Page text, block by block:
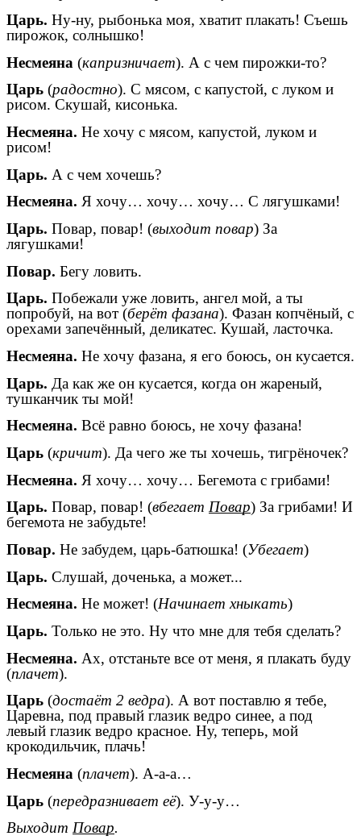
Царь. Ну-ну, рыбонька моя, хватит плакать! Съешь
пирожок, солнышко!
Несмеяна (капризничает). А с чем пирожки-то?
Царь (радостно). С мясом, с капустой, с луком и
рисом. Скушай, кисонька.
Несмеяна. Не хочу с мясом, капустой, луком и
рисом!
Царь. А с чем хочешь?
Несмеяна. Я хочу… хочу… хочу… С лягушками!
Царь. Повар, повар! (выходит повар) За
лягушками!
Повар. Бегу ловить.
Царь. Побежали уже ловить, ангел мой, а ты
попробуй, на вот (берёт фазана). Фазан копчёный, с
орехами запечённый, деликатес. Кушай, ласточка.
Несмеяна. Не хочу фазана, я его боюсь, он кусается.
Царь. Да как же он кусается, когда он жареный,
тушканчик ты мой!
Несмеяна. Всё равно боюсь, не хочу фазана!
Царь (кричит). Да чего же ты хочешь, тигрёночек?
Несмеяна. Я хочу… хочу… Бегемота с грибами!
Царь. Повар, повар! (вбегает Повар) За грибами! И
бегемота не забудьте!
Повар. Не забудем, царь-батюшка! (Убегает)
Царь. Слушай, доченька, а может...
Несмеяна. Не может! (Начинает хныкать)
Царь. Только не это. Ну что мне для тебя сделать?
Несмеяна. Ах, отстаньте все от меня, я плакать буду
(плачет).
Царь (достаёт 2 ведра). А вот поставлю я тебе,
Царевна, под правый глазик ведро синее, а под
левый глазик ведро красное. Ну, теперь, мой
крокодильчик, плачь!
Несмеяна (плачет). А-а-а…
Царь (передразнивает её). У-у-у…
Выходит Повар.